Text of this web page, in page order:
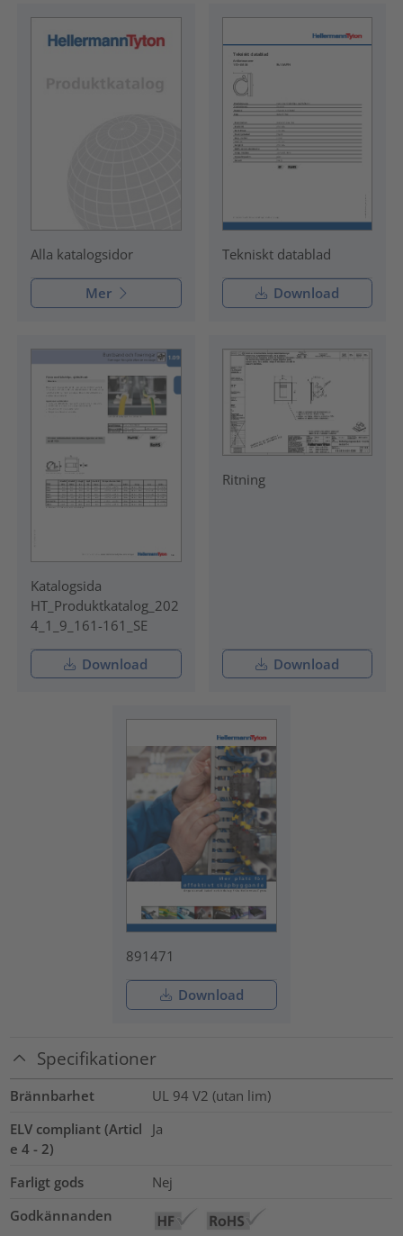
Alla katalogsidor
Mer
Tekniskt datablad
Download
Katalogsida
HT_Produktkatalog_202
4_1_9_161-161_SE
Download
Ritning
Download
891471
Download
Specifikationer
Brännbarhet
UL 94 V2 (utan lim)
ELV compliant (Articl
e 4 - 2)
Ja
Farligt gods
Nej
Godkännanden